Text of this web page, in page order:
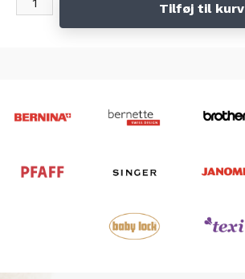
Tilføj til kurv